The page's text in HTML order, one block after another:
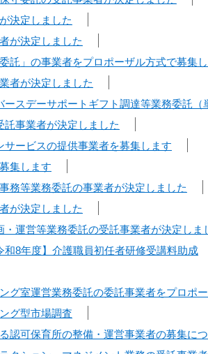
決定しました
が決定しました
託」の事業者をプロポーザル方式で募集
者が決定しました
スデーサポートギフト調達等業務委託
事業者が決定しました
ービスの提供事業者を募集します
集します
務等業務委託の事業者が決定しました
が決定しました
運営等業務委託の受託事業者が決定しま
和8年度】介護職員初任者研修受講料助成
室運営業務委託の委託事業者をプロポー
グ型市場調査
認可保育所の整備・運営事業者の募集に